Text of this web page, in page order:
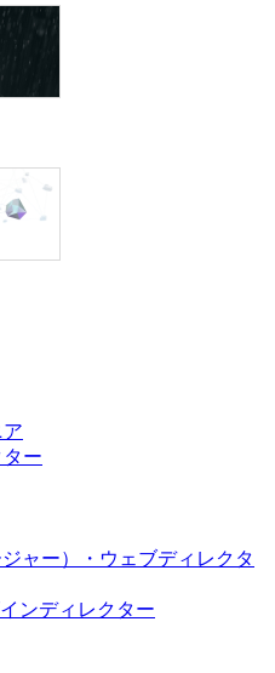
ー
ャー）・ウェブディレクタ
ンディレクター